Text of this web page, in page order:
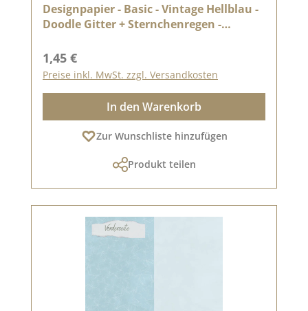
Designpapier - Basic - Vintage Hellblau -
Doodle Gitter + Sternchenregen -
Regulärer Preis:
1,45 €
Preise inkl. MwSt. zzgl. Versandkosten
In den Warenkorb
Zur Wunschliste hinzufügen
Produkt teilen